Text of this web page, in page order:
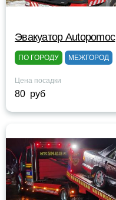
Эвакуатор Autopomoc
ПО ГОРОДУ МЕЖГОРОД
Цена посадки
80 руб